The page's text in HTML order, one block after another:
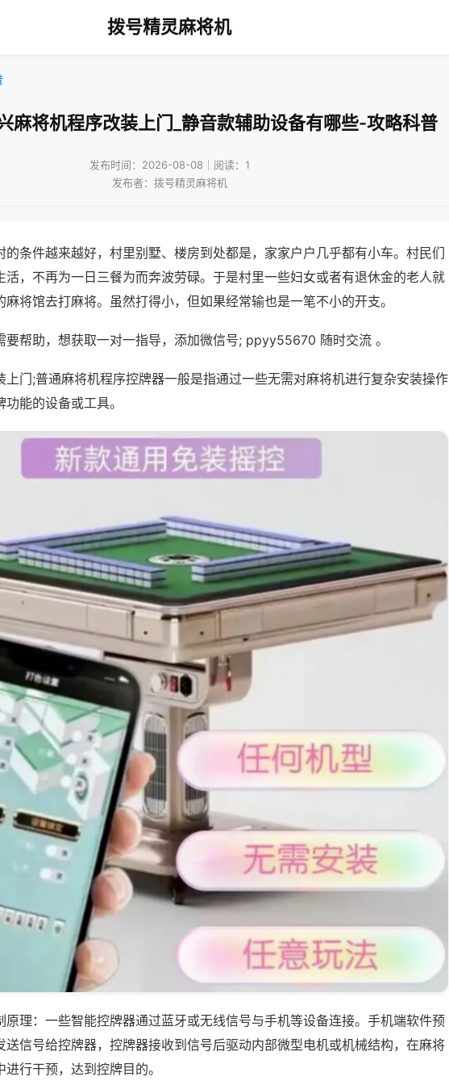
拨号精灵麻将机
麻将机程序改装上门_静音款辅助设备有哪些-攻略科普
发布时间：2026-08-08｜阅读：1
发布者：拨号精灵麻将机
的条件越来越好，村里别墅、楼房到处都是，家家户户几乎都有小车。村民们
活，不再为一日三餐为而奔波劳碌。于是村里一些妇女或者有退休金的老人就
将馆去打麻将。虽然打得小，但如果经常输也是一笔不小的开支。
要帮助，想获取一对一指导，添加微信号; ppyy55670 随时交流 。
上门;普通麻将机程序控牌器一般是指通过一些无需对麻将机进行复杂安装操作
能的设备或工具。
原理：一些智能控牌器通过蓝牙或无线信号与手机等设备连接。手机端软件预
送信号给控牌器，控牌器接收到信号后驱动内部微型电机或机械结构，在麻将
行干预，达到控牌目的。